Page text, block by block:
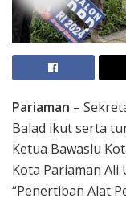
Pariaman –
Balad ikut serta
Ketua Bawaslu
Kota Pariaman Ali
“Penertiban Alat